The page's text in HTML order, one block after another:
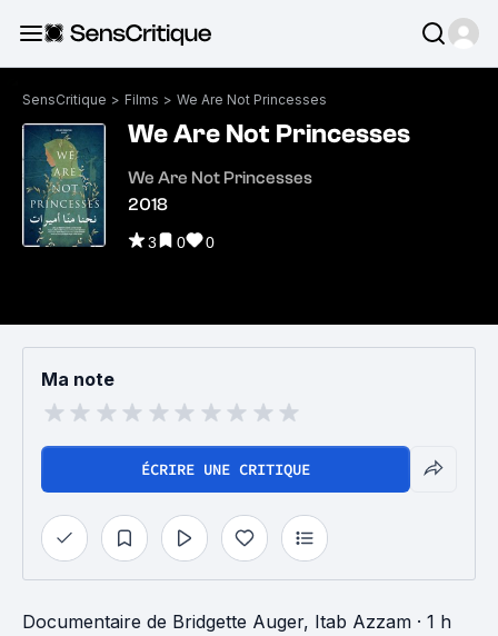
SensCritique > Films > We Are Not Princesses
We Are Not Princesses
We Are Not Princesses
2018
3 0 0
Ma note
ÉCRIRE UNE CRITIQUE
Documentaire de Bridgette Auger, Itab Azzam · 1 h